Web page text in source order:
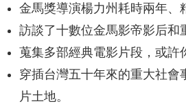
金馬獎導演楊力州耗時兩年、
訪談了十數位金馬影帝影后和
蒐集多部經典電影片段，或許
穿插台灣五十年來的重大社會
片土地。